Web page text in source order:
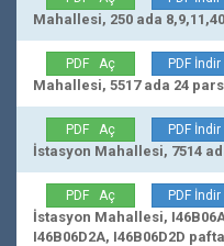
Mahallesi, 250 ada
PDF Aç PDF İndir
Mahallesi, 5517 ada 24
PDF Aç PDF İndir
İstasyon Mahallesi, 7514
PDF Aç PDF İndir
İstasyon Mahallesi,
I46B06D2A, I46B06D2D